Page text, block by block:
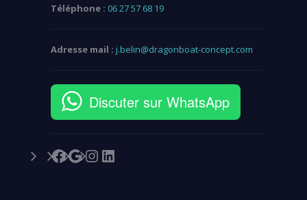
Téléphone : 06 27 57 68 19
Adresse mail : j.belin@dragonboat-concept.com
Discuter sur WhatsApp
Facebook
Google
Instagram
LinkedIn